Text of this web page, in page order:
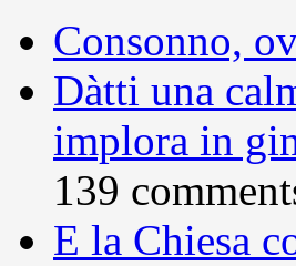
Consonno,
Dàtti una
implora in
139
E la Chiesa